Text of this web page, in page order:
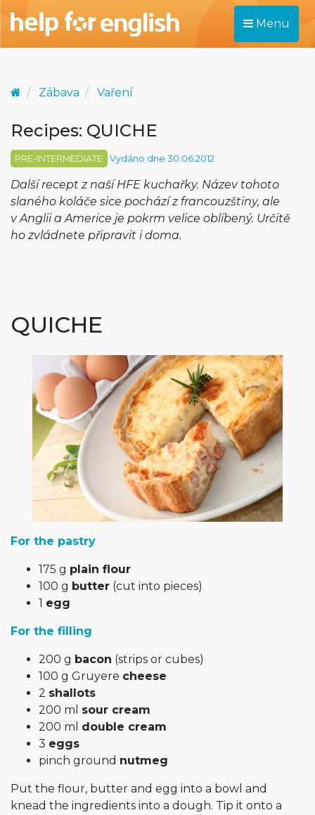
Menu
Zábava Vaření
Recipes: QUICHE
PRE-INTERMEDIATE Vydáno dne 30.06.2012
Další recept z naší HFE kuchařky. Název tohoto
slaného koláče sice pochází z francouzštiny, ale
v Anglii a Americe je pokrm velice oblíbený. Určitě
ho zvládnete připravit i doma.
QUICHE
For the pastry
175 g plain flour
100 g butter (cut into pieces)
1 egg
For the filling
200 g bacon (strips or cubes)
100 g Gruyere cheese
2 shallots
200 ml sour cream
200 ml double cream
3 eggs
pinch ground nutmeg
Put the flour, butter and egg into a bowl and
knead the ingredients into a dough. Tip it onto a